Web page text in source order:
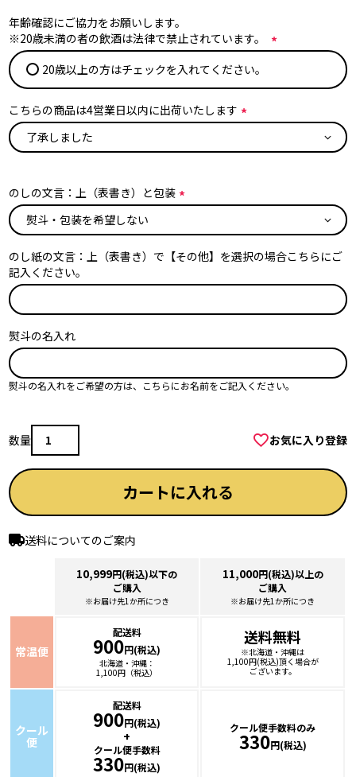
年齢確認にご協力をお願いします。
※20歳未満の者の飲酒は法律で禁止されています。
須
20歳以上の方はチェックを入れてください。
こちらの商品は4営業日以内に出荷いたします
のしの文言：上（表書き）と包装
)
のし紙の文言：上（表書き）で【その他】を選択の場合こちらにご
記入ください。
熨斗の名入れ
熨斗の名入れをご希望の方は、こちらにお名前をご記入ください。
お気に入り登録
カートに入れる
送料についてのご案内
10,999円(税込)以下の
ご購入
※お届け先1か所につき
11,000円(税込)以上の
ご購入
※お届け先1か所につき
常温便
配送料
900円(税込)
北海道・沖縄：
1,100円（税込）
送料無料
※北海道・沖縄は
1,100円(税込)頂く場合が
ございます。
クール
便
配送料
900円(税込)
+
クール便手数料
330円(税込)
クール便手数料のみ
330円(税込)